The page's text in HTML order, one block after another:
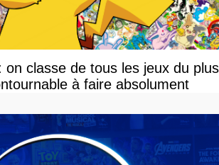
on classe de tous les jeux du plus
à faire absolument